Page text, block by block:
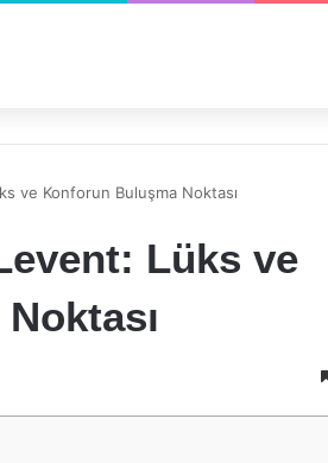
ve Konforun Buluşma Noktası
Lüks ve